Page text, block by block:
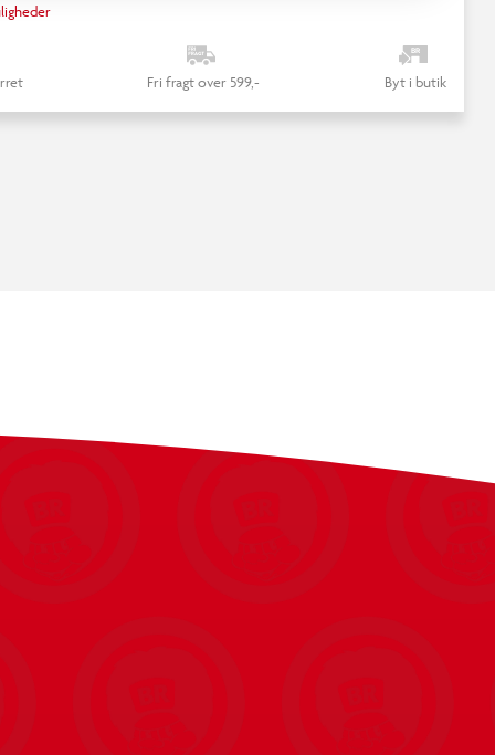
Fri fragt over 599,- Byt i butik